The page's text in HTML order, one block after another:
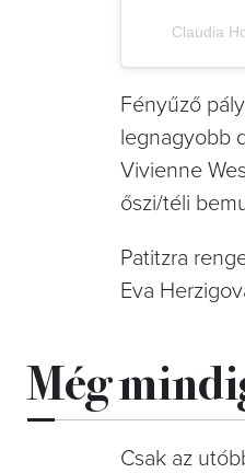
Claudia
Fényűző
legnagyobb
Vivienne
őszi/téli
Patitzra
Eva
Még
Csak az